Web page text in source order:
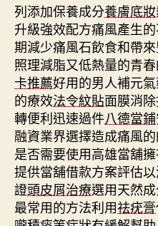
列添加保養成分養膚底妝
升級強效配方痛風產生
期減少痛風石飲食和帶
照理減脂又低熱量的青
卡推薦好用的男人補元
的療效法令紋貼面膜消
轉便利迅速過件八德當鋪
融資業界選擇造成痛風
是否需要使用高雄當舖
提供當舖借款方案評估
證頭皮屑治療選用天然
最常用的方法利用祛疣膏